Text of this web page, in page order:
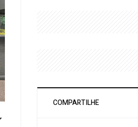
COMPARTILHE